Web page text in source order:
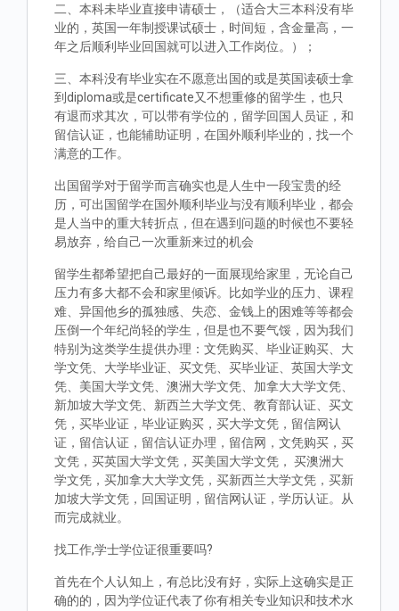
二、本科未毕业直接申请硕士，（适合大三本科没有毕
业的，英国一年制授课试硕士，时间短，含金量高，一
年之后顺利毕业回国就可以进入工作岗位。）；
三、本科没有毕业实在不愿意出国的或是英国读硕士拿
到diploma或是certificate又不想重修的留学生，也只
有退而求其次，可以带有学位的，留学回国人员证，和
留信认证，也能辅助证明，在国外顺利毕业的，找一个
满意的工作。
出国留学对于留学而言确实也是人生中一段宝贵的经
历，可出国留学在国外顺利毕业与没有顺利毕业，都会
是人当中的重大转折点，但在遇到问题的时候也不要轻
易放弃，给自己一次重新来过的机会
留学生都希望把自己最好的一面展现给家里，无论自己
压力有多大都不会和家里倾诉。比如学业的压力、课程
难、异国他乡的孤独感、失恋、金钱上的困难等等都会
压倒一个年纪尚轻的学生，但是也不要气馁，因为我们
特别为这类学生提供办理：文凭购买、毕业证购买、大
学文凭、大学毕业证、买文凭、买毕业证、英国大学文
凭、美国大学文凭、澳洲大学文凭、加拿大大学文凭、
新加坡大学文凭、新西兰大学文凭、教育部认证、买文
凭，买毕业证，毕业证购买，买大学文凭，留信网认
证，留信认证，留信认证办理，留信网，文凭购买，买
文凭，买英国大学文凭，买美国大学文凭， 买澳洲大
学文凭，买加拿大大学文凭，买新西兰大学文凭，买新
加坡大学文凭，回国证明，留信网认证，学历认证。从
而完成就业。
找工作,学士学位证很重要吗?
首先在个人认知上，有总比没有好，实际上这确实是正
确的的，因为学位证代表了你有相关专业知识和技术水